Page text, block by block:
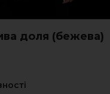
доля (бежева)